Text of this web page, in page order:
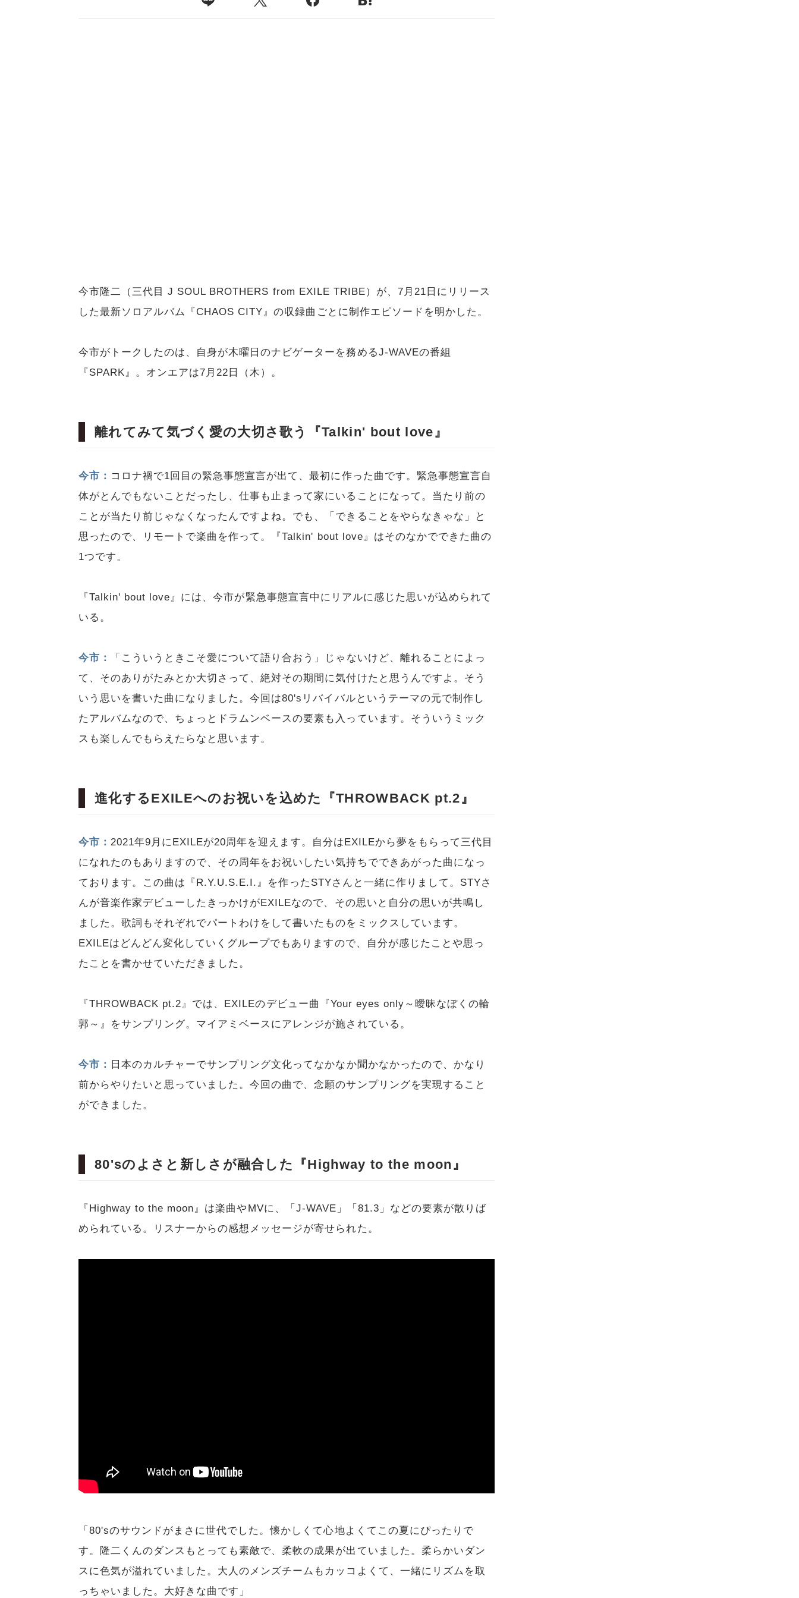
今市隆二（三代目 J SOUL BROTHERS from EXILE TRIBE）が、7月21日にリリース
した最新ソロアルバム『CHAOS CITY』の収録曲ごとに制作エピソードを明かした。
今市がトークしたのは、自身が木曜日のナビゲーターを務めるJ-WAVEの番組
『SPARK』。オンエアは7月22日（木）。
離れてみて気づく愛の大切さ歌う『Talkin' bout love』
今市： コロナ禍で1回目の緊急事態宣言が出て、最初に作った曲です。緊急事態宣言自
体がとんでもないことだったし、仕事も止まって家にいることになって。当たり前の
ことが当たり前じゃなくなったんですよね。でも、「できることをやらなきゃな」と
思ったので、リモートで楽曲を作って。『Talkin' bout love』はそのなかでできた曲の
1つです。
『Talkin' bout love』には、今市が緊急事態宣言中にリアルに感じた思いが込められて
いる。
今市：
「こういうときこそ愛について語り合おう」じゃないけど、離れることによっ
て、そのありがたみとか大切さって、絶対その期間に気付けたと思うんですよ。そう
いう思いを書いた曲になりました。今回は80'sリバイバルというテーマの元で制作し
たアルバムなので、ちょっとドラムンベースの要素も入っています。そういうミック
スも楽しんでもらえたらなと思います。
進化するEXILEへのお祝いを込めた『THROWBACK pt.2』
今市：2021年9月にEXILEが20周年を迎えます。自分はEXILEから夢をもらって三代目
になれたのもありますので、その周年をお祝いしたい気持ちでできあがった曲になっ
ております。この曲は『R.Y.U.S.E.I.』を作ったSTYさんと一緒に作りまして。STYさ
んが音楽作家デビューしたきっかけがEXILEなので、その思いと自分の思いが共鳴し
ました。歌詞もそれぞれでパートわけをして書いたものをミックスしています。
EXILEはどんどん変化していくグループでもありますので、自分が感じたことや思っ
たことを書かせていただきました。
『THROWBACK pt.2』では、EXILEのデビュー曲『Your eyes only～曖昧なぼくの輪
郭～』をサンプリング。マイアミベースにアレンジが施されている。
今市： 日本のカルチャーでサンプリング文化ってなかなか聞かなかったので、かなり
前からやりたいと思っていました。今回の曲で、念願のサンプリングを実現すること
ができました。
80'sのよさと新しさが融合した『Highway to the moon』
『Highway to the moon』は楽曲やMVに、「J-WAVE」「81.3」などの要素が散りば
められている。リスナーからの感想メッセージが寄せられた。
「80'sのサウンドがまさに世代でした。懐かしくて心地よくてこの夏にぴったりで
す。隆二くんのダンスもとっても素敵で、柔軟の成果が出ていました。柔らかいダン
スに色気が溢れていました。大人のメンズチームもカッコよくて、一緒にリズムを取
っちゃいました。大好きな曲です」